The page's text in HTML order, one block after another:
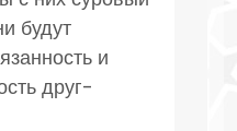
будут
и
друг-